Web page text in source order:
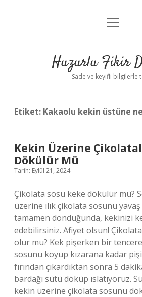
Anasayfa
Yasal Uyarı
menüyü
Huzurlu Fikir
Sade ve keyifli bilgilerle
Etiket: Kakaolu kekin üstüne
Kekin Üzerine
Dökülür Mü
Tarih: Eylül 21, 2024
Çikolata sosu keke dökülür mü?
üzerine ılık çikolata sosunu
tamamen donduğunda, kekinizi
edebilirsiniz. Afiyet olsun!
olur mu? Kek pişerken bir
sosunu koyup kızarana kadar
fırından çıkardıktan sonra 5
bardağı sütü döküp ıslatıyoruz.
kekin üzerine çikolata sosunu